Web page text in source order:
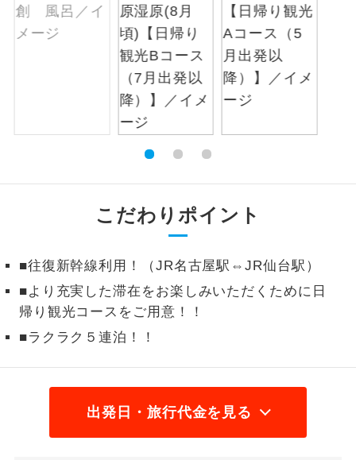
こだわりポイント
■往復新幹線利用！（JR名古屋駅⇔JR仙台駅）
■より充実した滞在をお楽しみいただくために日
帰り観光コースをご用意！！
■ラクラク５連泊！！
出発日・旅行代金を見る
ご宿泊ホテルに露天風呂が付いていま
す。
ご宿泊ホテルに大浴場が付いています。
全てのお食事が付いていますので、お食
事の心配はいりません。（機内食を除
だけます。
トラベルイヤ
ホン
をじっくり聞くことができます。
1名様催行
1名様から出発可能な個人型プランで
2名様催行
おひとり様参
おひとり様限定でご参加いただけるコー